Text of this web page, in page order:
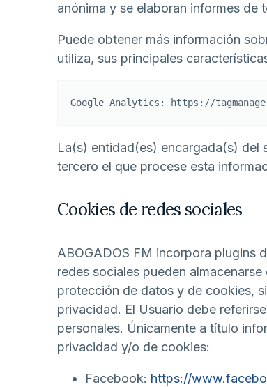
anónima y se elaboran informes de
Puede obtener más información
utiliza, sus principales
Google Analytics: https://
La(s) entidad(es) encargada(s) del
tercero el que procese esta
Cookies de redes sociales
ABOGADOS FM incorpora plugins
redes sociales pueden
protección de datos y de cookies,
privacidad. El Usuario debe
personales. Únicamente a título
privacidad y/o de cookies:
Facebook: https://